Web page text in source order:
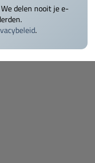
delen nooit je e-
.